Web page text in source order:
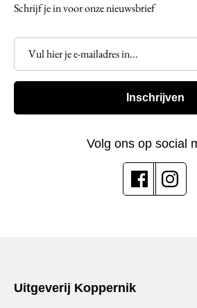
Schrijf je in voor onze nieuwsbrief
Inschrijven
Volg ons op social
Uitgeverij Koppernik